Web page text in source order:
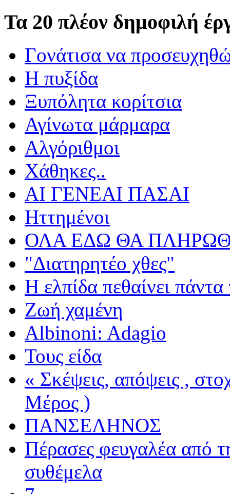
Τα 20 πλέον δημοφιλή
Γονάτισα να
Η πυξίδα
Ξυπόλητα κορίτσια
Αγίνωτα μάρμαρα
Αλγόριθμοι
Χάθηκες..
ΑΙ ΓΕΝΕΑΙ ΠΑΣΑΙ
Ηττημένοι
ΟΛΑ ΕΔΩ ΘΑ
"Διατηρητέο χθες"
Η ελπίδα πεθαίνει πάντα
Ζωή χαμένη
Albinoni: Adagio
Τους είδα
« Σκέψεις, απόψεις ,
Μέρος )
ΠΑΝΣΕΛΗΝΟΣ
Πέρασες φευγαλέα από
συθέμελα